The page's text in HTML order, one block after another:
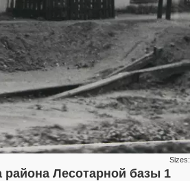
Sizes:
района Лесотарной базы 1